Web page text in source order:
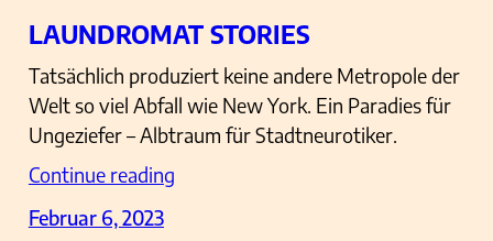
LAUNDROMAT STORIES
Tatsächlich produziert keine andere Metropole der
Welt so viel Abfall wie New York. Ein Paradies für
Ungeziefer – Albtraum für Stadtneurotiker.
Continue reading
Februar 6, 2023